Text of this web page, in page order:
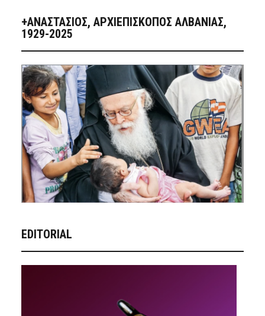
+ΑΝΑΣΤΆΣΙΟΣ, ΑΡΧΙΕΠΊΣΚΟΠΟΣ ΑΛΒΑΝΊΑΣ,
1929-2025
EDITORIAL